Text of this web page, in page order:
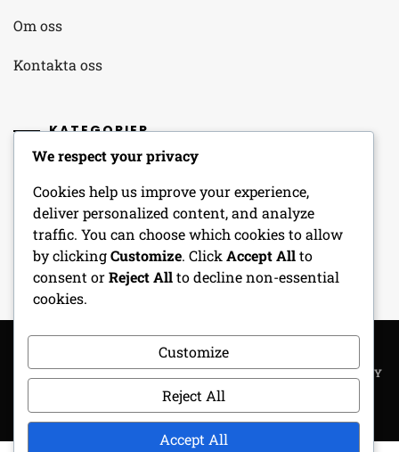
Om oss
Kontakta oss
KATEGORIER
Orsaker till knäsmärta
Stretchövningar
COPYRIGHT ALL RIGHTS RESERVED|THEME: METROGIST BY
UNITEDTHEME
We respect your privacy
Cookies help us improve your experience,
deliver personalized content, and analyze
traffic. You can choose which cookies to allow
by clickingCustomize. Click Accept Allto
consent orReject Allto decline non-essential
cookies.
Customize
Reject All
Accept All